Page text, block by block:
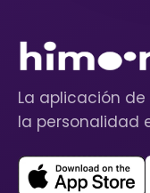
La aplicación de
la personalidad